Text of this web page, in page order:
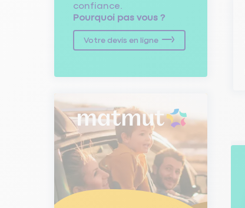
confiance.
Pourquoi pas vous ?
Votre devis en ligne